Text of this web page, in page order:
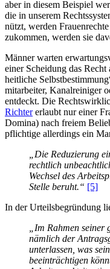
aber in diesem Beispiel
die in unserem
nützt, werden
zukommen, werden sie
Männer warten
einer Scheidung das
heit­liche
mitarbeiter, Kanal­reiniger
entdeckt. Die
Richtererlaubt nur einer
Domina) nach freiem
pflichtige allerdings ein
„Die Reduzierung
rechtlich
Wechsel des
Stelle beruht.“ [5]
In der Urteilsbegründung
„Im Rahmen
nämlich der
unterlassen, was
beeinträchtigen